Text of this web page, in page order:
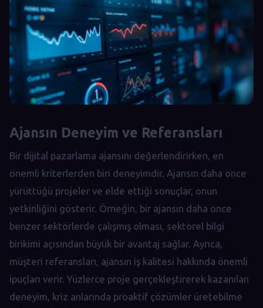
Ajansın Deneyim ve Referansları
Bir dijital pazarlama ajansını değerlendirirken, en
önemli kriterlerden biri deneyimdir. Ajansın daha önce
yürüttüğü projeler ve elde ettiği sonuçlar, onun
yetkinliğini gösterir. Örneğin, bir ajansın daha önce
benzer sektörlerde çalışmış olması, sektörel bilgi
birikimi açısından büyük bir avantaj sağlar. Ayrıca,
müşteri referansları, ajansın iş kalitesi hakkında önemli
ipuçları verir. Yüzlerce proje gerçekleştirerek kazanılan
deneyim, kriz anlarında proaktif çözümler üretebilme